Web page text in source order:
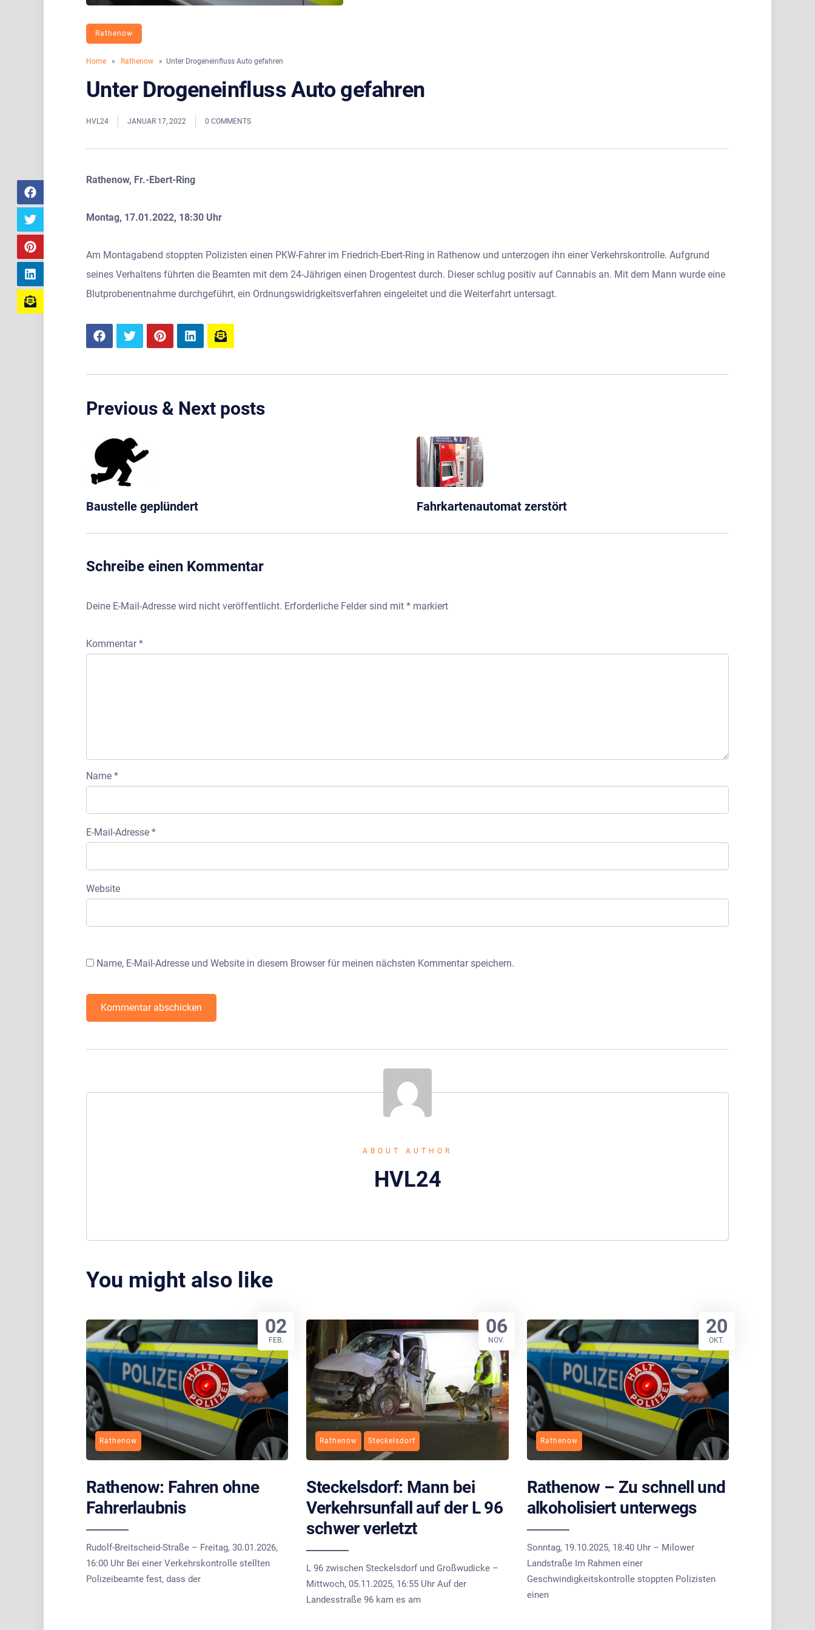
Rathenow
Home » Rathenow » Unter Drogeneinfluss Auto gefahren
Unter Drogeneinfluss Auto gefahren
HVL24 JANUAR 17, 2022 0 COMMENTS
Rathenow, Fr.-Ebert-Ring
Montag, 17.01.2022, 18:30 Uhr
Am Montagabend stoppten Polizisten einen PKW-Fahrer im Friedrich-Ebert-Ring in Rathenow und unterzogen ihn einer Verkehrskontrolle. Aufgrund
seines Verhaltens führten die Beamten mit dem 24-Jährigen einen Drogentest durch. Dieser schlug positiv auf Cannabis an. Mit dem Mann wurde eine
Blutprobenentnahme durchgeführt, ein Ordnungswidrigkeitsverfahren eingeleitet und die Weiterfahrt untersagt.
Previous & Next posts
Baustelle geplündert Fahrkartenautomat zerstört
Schreibe einen Kommentar
Deine E-Mail-Adresse wird nicht veröffentlicht. Erforderliche Felder sind mit * markiert
Kommentar*
Name *
E-Mail-Adresse *
Website
Name, E-Mail-Adresse und Website in diesem Browser für meinen nächsten Kommentar speichern.
ABOUT AUTHOR
HVL24
You might also like
Rathenow
Rathenow: Fahren ohne
Fahrerlaubnis
Rudolf-Breitscheid-Straße – Freitag, 30.01.2026,
16:00 Uhr Bei einer Verkehrskontrolle stellten
Polizeibeamte fest, dass der
02
FEB.
Rathenow Steckelsdorf
Steckelsdorf: Mann bei
Verkehrsunfall auf der L 96
schwer verletzt
L 96 zwischen Steckelsdorf und Großwudicke –
Mittwoch, 05.11.2025, 16:55 Uhr Auf der
Landesstraße 96 kam es am
06
NOV.
Rathenow
Rathenow – Zu schnell und
alkoholisiert unterwegs
Sonntag, 19.10.2025, 18:40 Uhr – Milower
Landstraße Im Rahmen einer
Geschwindigkeitskontrolle stoppten Polizisten
einen
20
OKT.